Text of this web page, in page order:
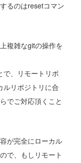
るのはresetコマン
複雑なgitの操作を
で、リモートリポ
ルリポジトリに合
でご対応頂くこと
が完全にローカル
で、もしリモート